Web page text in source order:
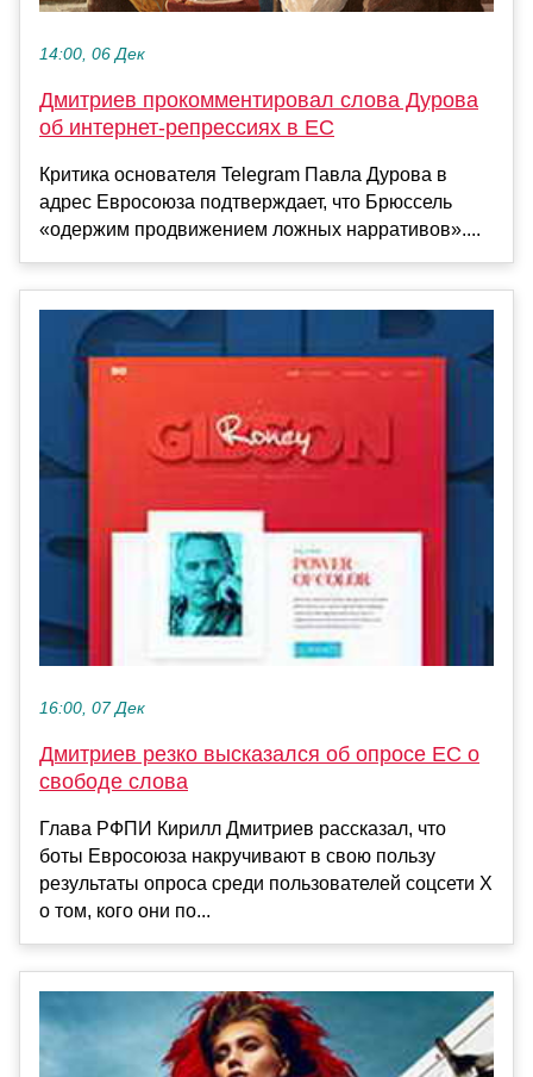
14:00, 06 Дек
Дмитриев прокомментировал слова Дурова
об интернет-репрессиях в ЕС
Критика основателя Telegram Павла Дурова в
адрес Евросоюза подтверждает, что Брюссель
«одержим продвижением ложных нарративов»....
16:00, 07 Дек
Дмитриев резко высказался об опросе ЕС о
свободе слова
Глава РФПИ Кирилл Дмитриев рассказал, что
боты Евросоюза накручивают в свою пользу
результаты опроса среди пользователей соцсети Х
о том, кого они по...